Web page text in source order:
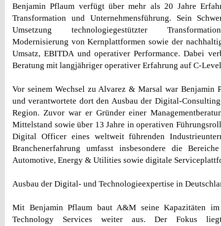
Benjamin Pflaum verfügt über mehr als 20 Jahre
Transformation und Unternehmensführung. Sein
Umsetzung technologiegestützter
Modernisierung von Kernplattformen sowie der
Umsatz, EBITDA und operativer Performance. Dabei
Beratung mit langjähriger operativer Erfahrung auf C-
Vor seinem Wechsel zu Alvarez & Marsal war Benjamin
und verantwortete dort den Ausbau der Digital-
Region. Zuvor war er Gründer einer
Mittelstand sowie über 13 Jahre in operativen
Digital Officer eines weltweit führenden
Branchenerfahrung umfasst insbesondere die
Automotive, Energy & Utilities sowie digitale
Ausbau der Digital- und Technologieexpertise in
Mit Benjamin Pflaum baut A&M seine Kapazitäten
Technology Services weiter aus. Der Fokus